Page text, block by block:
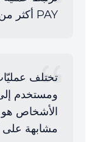
PAY أكثر من ارتباطها بمنتج جوجل ادسنس.
تختلف
ومستخدم
الأشخاص هو
مشابهة